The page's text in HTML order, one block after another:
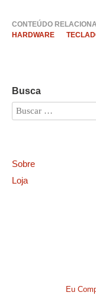
CONTEÚDO
HARDWARE
Busca
Sobre
Loja
Eu